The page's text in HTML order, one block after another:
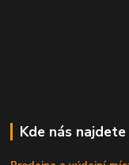
Kde nás najdete